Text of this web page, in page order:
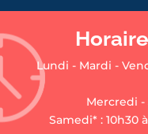
Lundi - Mardi -
Mercredi -
Samedi* : 10h30